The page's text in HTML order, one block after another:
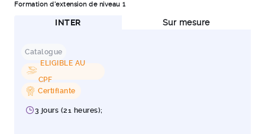
Formation d'extension de niveau 1
INTER Sur mesure
Catalogue
ELIGIBLE AU
CPF
Certifiante
3 jours (21 heures);